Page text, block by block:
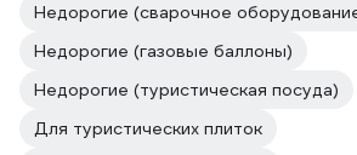
Недорогие (сварочное
Недорогие (газовые баллоны)
Недорогие (туристическая посуда)
Для туристических плиток